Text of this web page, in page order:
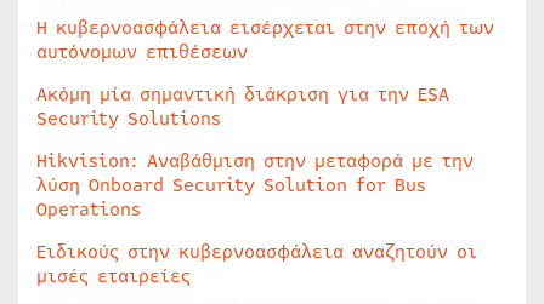
Η κυβερνοασφάλεια εισέρχεται στην εποχή των
αυτόνομων επιθέσεων
Ακόμη μία σημαντική διάκριση για την ESA
Security Solutions
Hikvision: Αναβάθμιση στην μεταφορά με την
λύση Onboard Security Solution for Bus
Operations
Ειδικούς στην κυβερνοασφάλεια αναζητούν οι
μισές εταιρείες